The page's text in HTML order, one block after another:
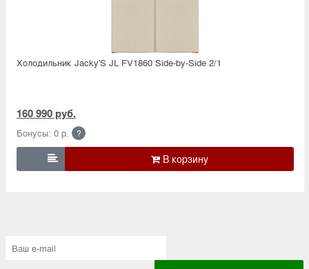
Холодильник Jacky'S JL FV1860 Side-by-Side 2/1
160 990 руб.
Бонусы: 0 р. ?
